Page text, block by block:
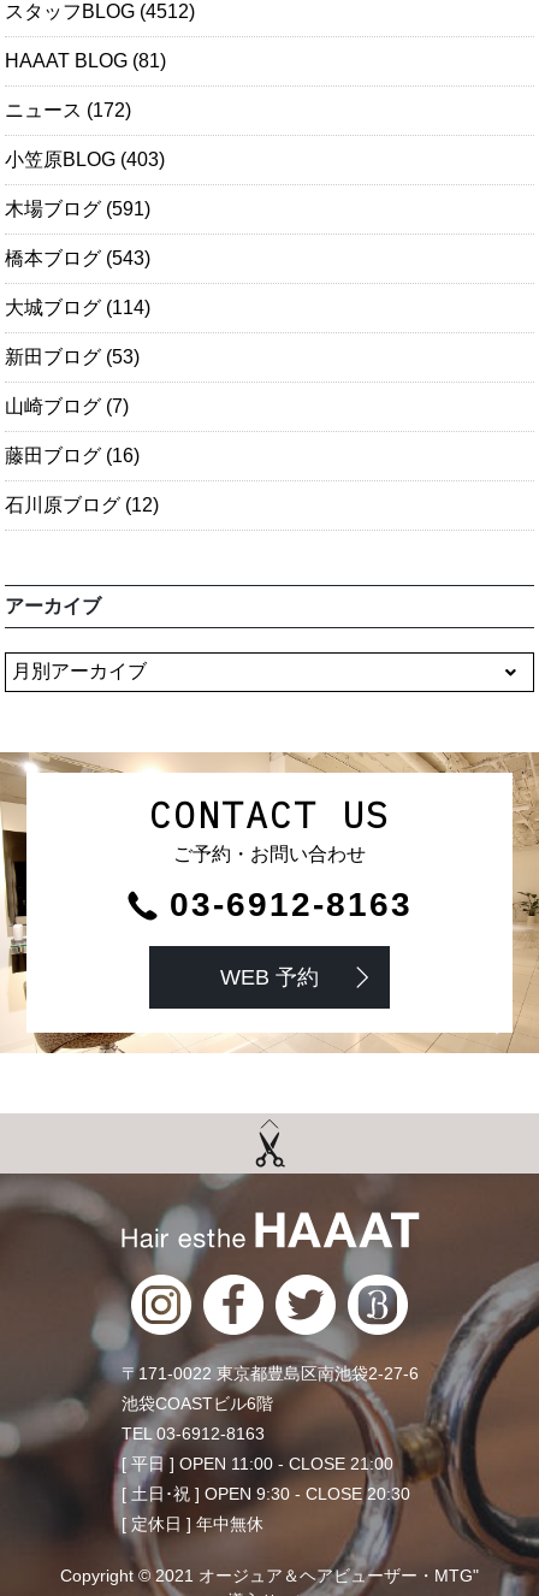
スタッフBLOG (4512)
HAAAT BLOG (81)
ニュース (172)
小笠原BLOG (403)
木場ブログ (591)
橋本ブログ (543)
大城ブログ (114)
新田ブログ (53)
山崎ブログ (7)
藤田ブログ (16)
石川原ブログ (12)
アーカイブ
CONTACT US
ご予約・お問い合わせ
03-6912-8163
WEB 予約
〒171-0022 東京都豊島区南池袋2-27-6
池袋COASTビル6階
TEL 03-6912-8163
[ 平日 ] OPEN 11:00 - CLOSE 21:00
[ 土日･祝 ] OPEN 9:30 - CLOSE 20:30
[ 定休日 ] 年中無休
Copyright © 2021 オージュア＆ヘアビューザー・MTG"